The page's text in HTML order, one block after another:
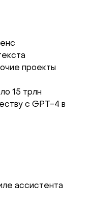
проекты
15 трлн
с GPT-4 в
ассистента